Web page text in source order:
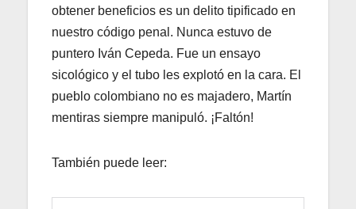
obtener beneficios es un delito tipificado en
nuestro código penal. Nunca estuvo de
puntero Iván Cepeda. Fue un ensayo
sicológico y el tubo les explotó en la cara. El
pueblo colombiano no es majadero, Martín
mentiras siempre manipuló. ¡Faltón!
También puede leer: